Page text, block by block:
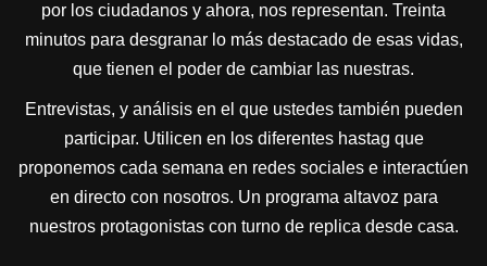
por los ciudadanos y ahora, nos representan. Treinta
minutos para desgranar lo más destacado de esas vidas,
que tienen el poder de cambiar las nuestras.
Entrevistas, y análisis en el que ustedes también pueden
participar. Utilicen en los diferentes hastag que
proponemos cada semana en redes sociales e interactúen
en directo con nosotros. Un programa altavoz para
nuestros protagonistas con turno de replica desde casa.